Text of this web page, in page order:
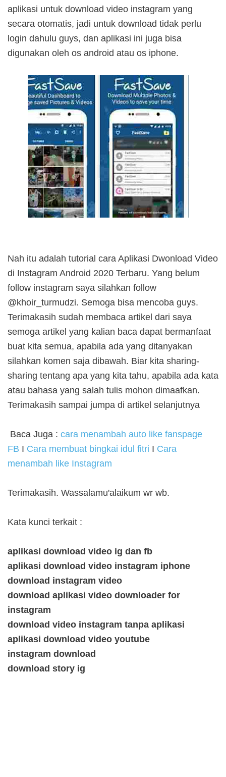
aplikasi untuk download video instagram yang
secara otomatis, jadi untuk download tidak perlu
login dahulu guys, dan aplikasi ini juga bisa
digunakan oleh os android atau os iphone.
Nah itu adalah tutorial cara Aplikasi Dwonload Video
di Instagram Android 2020 Terbaru. Yang belum
follow instagram saya silahkan follow
@khoir_turmudzi. Semoga bisa mencoba guys.
Terimakasih sudah membaca artikel dari saya
semoga artikel yang kalian baca dapat bermanfaat
buat kita semua, apabila ada yang ditanyakan
silahkan komen saja dibawah. Biar kita sharing-
sharing tentang apa yang kita tahu, apabila ada kata
atau bahasa yang salah tulis mohon dimaafkan.
Terimakasih sampai jumpa di artikel selanjutnya
Baca Juga : cara menambah auto like fanspage
FB I Cara membuat bingkai idul fitri I Cara
menambah like Instagram
Terimakasih. Wassalamu'alaikum wr wb.
Kata kunci terkait :
aplikasi download video ig dan fb
aplikasi download video instagram iphone
download instagram video
download aplikasi video downloader for
instagram
download video instagram tanpa aplikasi
aplikasi download video youtube
instagram download
download story ig